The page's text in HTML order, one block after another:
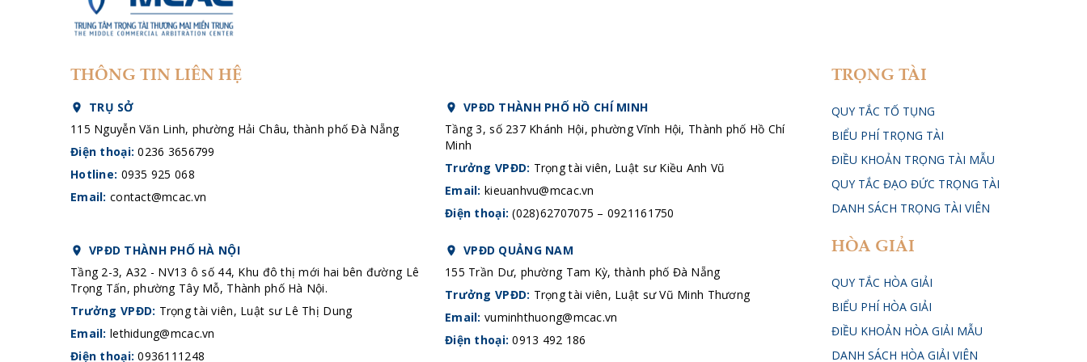
THÔNG TIN LIÊN HỆ
TRỤ SỞ
115 Nguyễn Văn Linh, phường Hải Châu, thành phố Đà Nẵng
Điện thoại:0236 3656799
Hotline: 0935 925 068
Email: contact@mcac.vn
VPĐD THÀNH PHỐ HỒ CHÍ MINH
Tầng 3, số 237 Khánh Hội, phường Vĩnh Hội, Thành phố Hồ Chí
Minh
Trưởng VPĐD: Trọng tài viên, Luật sư Kiều Anh Vũ
Email: kieuanhvu@mcac.vn
Điện thoại:(028)62707075 – 0921161750
VPĐD THÀNH PHỐ HÀ NỘI
Tầng 2-3, A32 - NV13 ô số 44, Khu đô thị mới hai bên đường Lê
Trọng Tấn, phường Tây Mỗ, Thành phố Hà Nội.
Trưởng VPĐD: Trọng tài viên, Luật sư Lê Thị Dung
Email: lethidung@mcac.vn
Điện thoại:0936111248
VPĐD QUẢNG NAM
155 Trần Dư, phường Tam Kỳ, thành phố Đà Nẵng
Trưởng VPĐD: Trọng tài viên, Luật sư Vũ Minh Thương
Email: vuminhthuong@mcac.vn
Điện thoại:0913 492 186
TRỌNG TÀI
QUY TẮC TỐ TỤNG
BIỂU PHÍ TRỌNG TÀI
ĐIỀU KHOẢN TRỌNG TÀI MẪU
QUY TẮC ĐẠO ĐỨC TRỌNG TÀI
DANH SÁCH TRỌNG TÀI VIÊN
HÒA GIẢI
QUY TẮC HÒA GIẢI
BIỂU PHÍ HÒA GIẢI
ĐIỀU KHOẢN HÒA GIẢI MẪU
DANH SÁCH HÒA GIẢI VIÊN